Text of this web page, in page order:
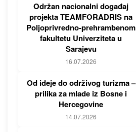
Održan nacionalni događaj
projekta TEAMFORADRIS na
Poljoprivredno-prehrambenom
fakultetu Univerziteta u
Sarajevu
16.07.2026
Od ideje do održivog turizma –
prilika za mlade iz Bosne i
Hercegovine
14.07.2026